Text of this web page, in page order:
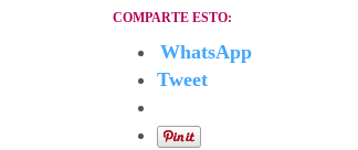
COMPARTE ESTO:
WhatsApp
Tweet